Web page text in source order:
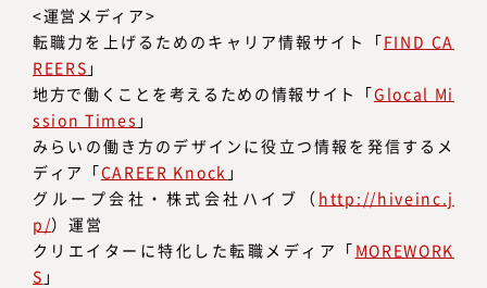
<運営メディア>
転職力を上げるためのキャリア情報サイト「FIND CA
REERS 」
地方で働くことを考えるための情報サイト「Glocal Mi
ssion Times 」
みらいの働き方のデザインに役立つ情報を発信するメ
ディア「CAREER Knock 」
グループ会社・株式会社ハイブ（ http://hiveinc.j
p/）運営
クリエイターに特化した転職メディア「 MOREWORK
S 」